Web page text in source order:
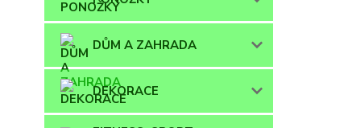
DŮM A ZAHRADA
DEKORACE